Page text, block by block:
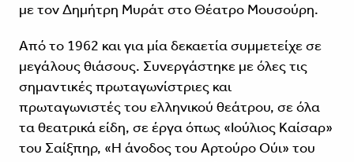
με τον Δημήτρη Μυράτ στο Θέατρο Μουσούρη.
Από το 1962 και για μία δεκαετία συμμετείχε σε
μεγάλους θιάσους. Συνεργάστηκε με όλες τις
σημαντικές πρωταγωνίστριες και
πρωταγωνιστές του ελληνικού θεάτρου, σε όλα
τα θεατρικά είδη, σε έργα όπως «Ιούλιος Καίσαρ»
του Σαίξπηρ, «Η άνοδος του Αρτούρο Ούι» του